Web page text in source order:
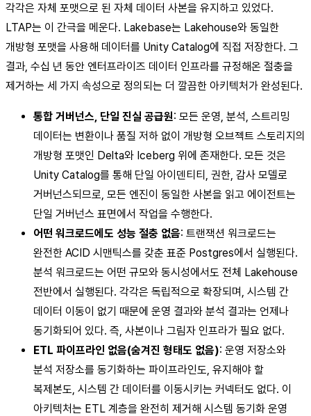
각각은 자체 포맷으로 된 자체 데이터 사본을 유지하고 있었다.
LTAP는 이 간극을 메운다. Lakebase는 Lakehouse와 동일한
개방형 포맷을 사용해 데이터를 Unity Catalog에 직접 저장한다. 그
결과, 수십 년 동안 엔터프라이즈 데이터 인프라를 규정해온 절충을
제거하는 세 가지 속성으로 정의되는 더 깔끔한 아키텍처가 완성된다.
통합 거버넌스, 단일 진실 공급원: 모든 운영, 분석, 스트리밍
데이터는 변환이나 품질 저하 없이 개방형 오브젝트 스토리지의
개방형 포맷인 Delta와 Iceberg 위에 존재한다. 모든 것은
Unity Catalog를 통해 단일 아이덴티티, 권한, 감사 모델로
거버넌스되므로, 모든 엔진이 동일한 사본을 읽고 에이전트는
단일 거버넌스 표면에서 작업을 수행한다.
어떤 워크로드에도 성능 절충 없음: 트랜잭션 워크로드는
완전한 ACID 시맨틱스를 갖춘 표준 Postgres에서 실행된다.
분석 워크로드는 어떤 규모와 동시성에서도 전체 Lakehouse
전반에서 실행된다. 각각은 독립적으로 확장되며, 시스템 간
데이터 이동이 없기 때문에 운영 결과와 분석 결과는 언제나
동기화되어 있다. 즉, 사본이나 그림자 인프라가 필요 없다.
ETL 파이프라인 없음(숨겨진 형태도 없음): 운영 저장소와
분석 저장소를 동기화하는 파이프라인도, 유지해야 할
복제본도, 시스템 간 데이터를 이동시키는 커넥터도 없다. 이
아키텍처는 ETL 계층을 완전히 제거해 시스템 동기화 운영